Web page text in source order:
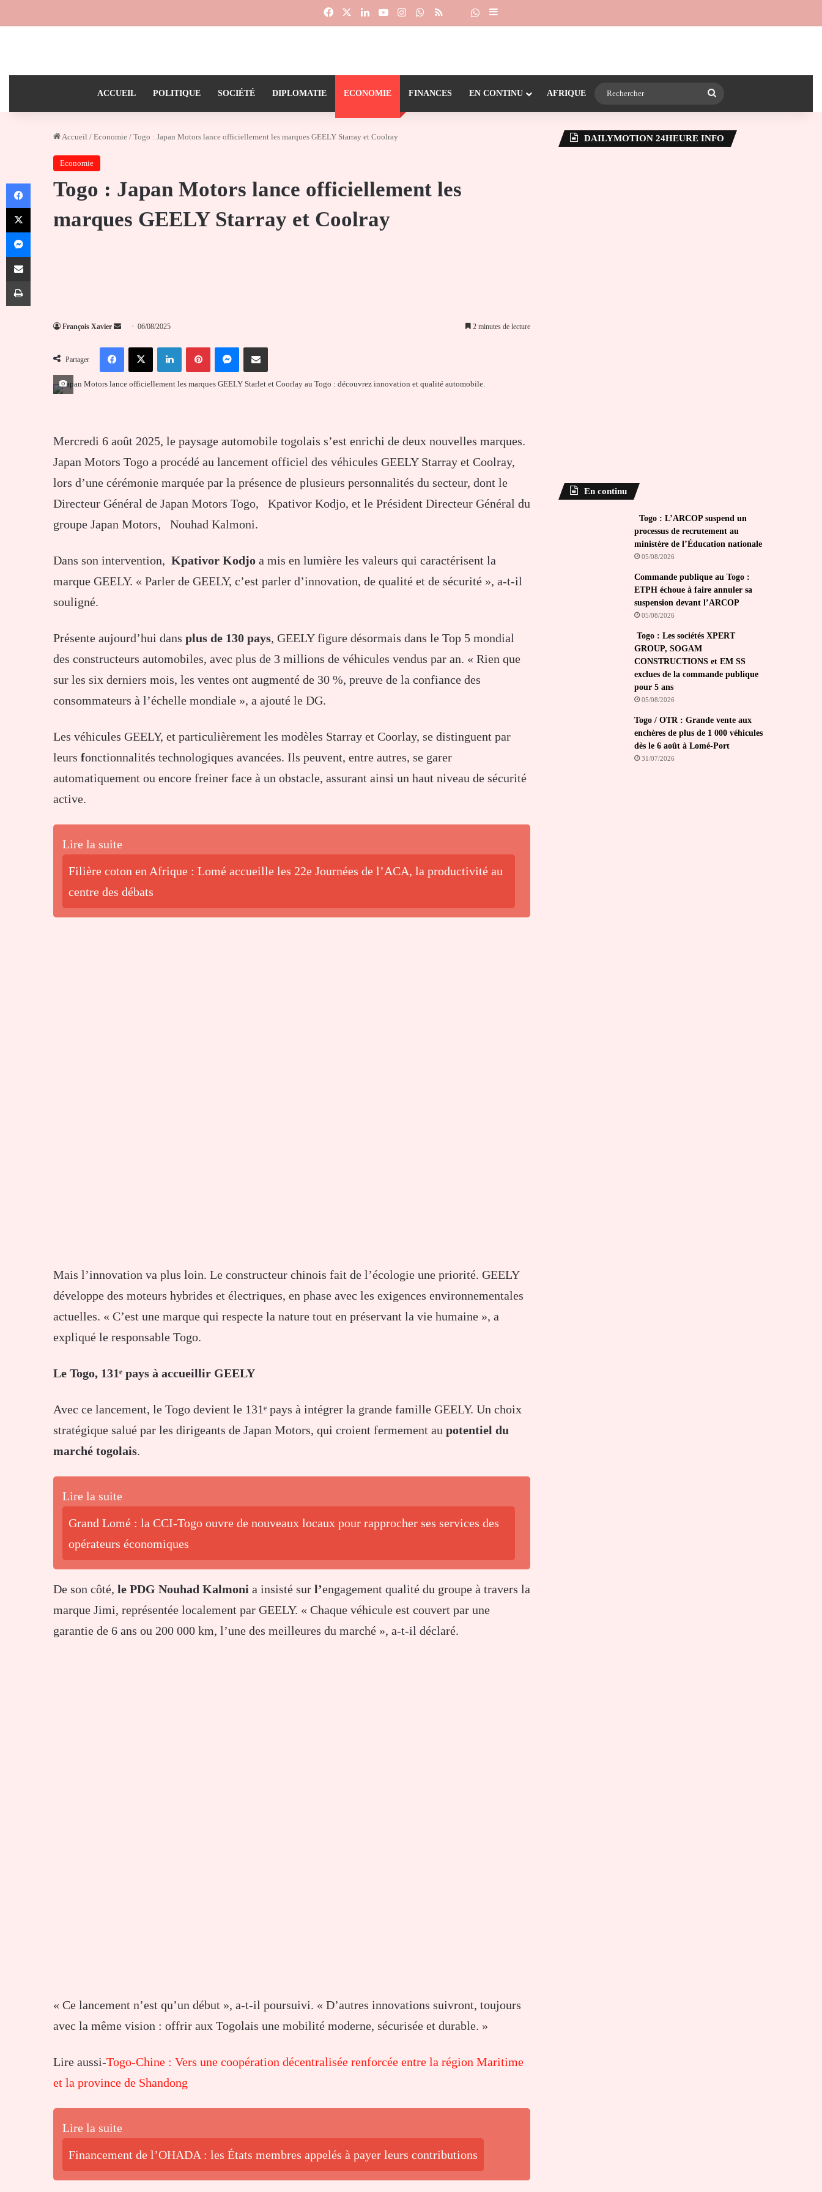
FacebookLinkedinYouTubeInstagramWhatsApp
RSS Dailymotion
Suivre la chaîne 24heureinfo sur WhatsApp
Sidebar (barre latérale)
ACCUEIL POLITIQUE SOCIÉTÉ DIPLOMATIE ECONOMIE FINANCES EN CONTINU AFRIQUE
Accueil / Economie / Togo : Japan Motors lance officiellement les marques GEELY Starray et Coolray
Economie
Togo : Japan Motors lance officiellement les
marques GEELY Starray et Coolray
François Xavier
Envoyer
courriel
06/08/2025 2 minutes de lecture
Partager
FacebookX LinkedinPinterestMessengerPartager par email
Mercredi 6 août 2025, le paysage automobile togolais s’est enrichi de deux nouvelles marques.
Japan Motors Togo a procédé au lancement officiel des véhicules GEELY Starray et Coolray,
lors d’une cérémonie marquée par la présence de plusieurs personnalités du secteur, dont le
Directeur Général de Japan Motors Togo, Kpativor Kodjo, et le Président Directeur Général du
groupe Japan Motors, Nouhad Kalmoni.
Dans son intervention, Kpativor Kodjo a mis en lumière les valeurs qui caractérisent la
marque GEELY. « Parler de GEELY, c’est parler d’innovation, de qualité et de sécurité », a-t-il
souligné.
Présente aujourd’hui dans plus de 130 pays, GEELY figure désormais dans le Top 5 mondial
des constructeurs automobiles, avec plus de 3 millions de véhicules vendus par an. « Rien que
sur les six derniers mois, les ventes ont augmenté de 30 %, preuve de la confiance des
consommateurs à l’échelle mondiale », a ajouté le DG.
Les véhicules GEELY, et particulièrement les modèles Starray et Coorlay, se distinguent par
leurs fonctionnalités technologiques avancées. Ils peuvent, entre autres, se garer
automatiquement ou encore freiner face à un obstacle, assurant ainsi un haut niveau de sécurité
active.
Lire la suite
Filière coton en Afrique : Lomé accueille les 22e Journées de l’ACA, la productivité au
centre des débats
Mais l’innovation va plus loin. Le constructeur chinois fait de l’écologie une priorité. GEELY
développe des moteurs hybrides et électriques, en phase avec les exigences environnementales
actuelles. « C’est une marque qui respecte la nature tout en préservant la vie humaine », a
expliqué le responsable Togo.
Le Togo, 131ᵉ pays à accueillir GEELY
Avec ce lancement, le Togo devient le 131ᵉ pays à intégrer la grande famille GEELY. Un choix
stratégique salué par les dirigeants de Japan Motors, qui croient fermement au potentiel du
marché togolais.
Lire la suite
Grand Lomé : la CCI-Togo ouvre de nouveaux locaux pour rapprocher ses services des
opérateurs économiques
De son côté, le PDG Nouhad Kalmoni a insisté sur l’engagement qualité du groupe à travers la
marque Jimi, représentée localement par GEELY. « Chaque véhicule est couvert par une
garantie de 6 ans ou 200 000 km, l’une des meilleures du marché », a-t-il déclaré.
« Ce lancement n’est qu’un début », a-t-il poursuivi. « D’autres innovations suivront, toujours
avec la même vision : offrir aux Togolais une mobilité moderne, sécurisée et durable. »
Lire aussi-Togo-Chine : Vers une coopération décentralisée renforcée entre la région Maritime
et la province de Shandong
Lire la suite
Financement de l’OHADA : les États membres appelés à payer leurs contributions
DAILYMOTION 24HEURE INFO
En continu
Togo : L’ARCOP suspend un
processus de recrutement au
ministère de l’Éducation nationale
05/08/2026
Commande publique au Togo :
ETPH échoue à faire annuler sa
suspension devant l’ARCOP
05/08/2026
Togo : Les sociétés XPERT
GROUP, SOGAM
CONSTRUCTIONS et EM SS
exclues de la commande publique
pour 5 ans
05/08/2026
Togo / OTR : Grande vente aux
enchères de plus de 1 000 véhicules
dès le 6 août à Lomé-Port
31/07/2026
Facebook
X
Messenger
Partager par email